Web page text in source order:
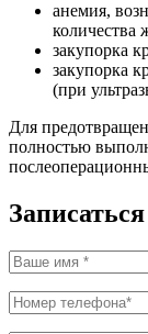
анемия,
количества
закупорка
закупорка
(при
Для
полностью
Записаться